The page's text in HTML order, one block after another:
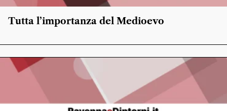
Tutta l’importanza del Medioevo